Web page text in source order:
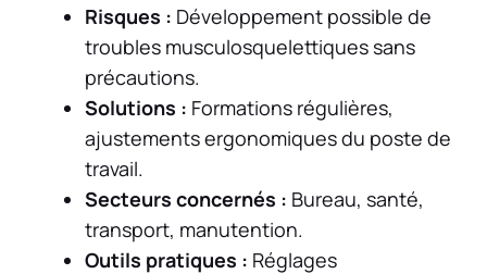
Risques : Développement possible de
troubles musculosquelettiques sans
précautions.
Solutions : Formations régulières,
ajustements ergonomiques du poste de
travail.
Secteurs concernés : Bureau, santé,
transport, manutention.
Outils pratiques : Réglages